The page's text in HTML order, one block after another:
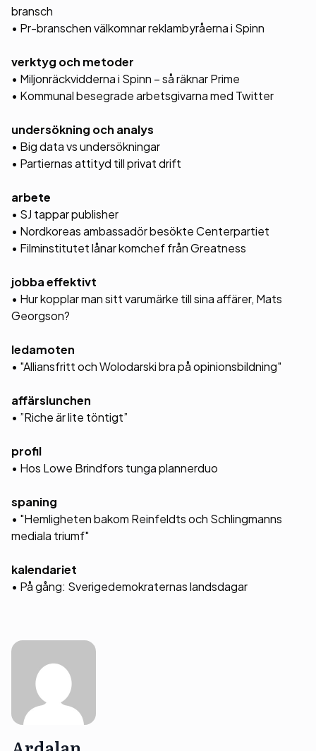
bransch
• Pr-branschen välkomnar reklambyråerna i Spinn
verktyg och metoder
• Miljonräckvidderna i Spinn – så räknar Prime
• Kommunal besegrade arbetsgivarna med Twitter
undersökning och analys
• Big data vs undersökningar
• Partiernas attityd till privat drift
arbete
• SJ tappar publisher
• Nordkoreas ambassadör besökte Centerpartiet
• Filminstitutet lånar komchef från Greatness
jobba effektivt
• Hur kopplar man sitt varumärke till sina affärer, Mats
Georgson?
ledamoten
• "Alliansfritt och Wolodarski bra på opinionsbildning"
affärslunchen
• ”Riche är lite töntigt”
profil
• Hos Lowe Brindfors tunga plannerduo
spaning
• "Hemligheten bakom Reinfeldts och Schlingmanns
mediala triumf"
kalendariet
• På gång: Sverigedemokraternas landsdagar